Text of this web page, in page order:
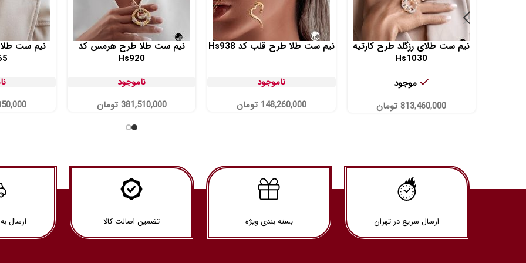
نیم ست طلای رزگلد طرح کارتیه
Hs1030
موجود
813,460,000 تومان
نیم ست طلا طرح قلب کد Hs938
ناموجود
148,260,000 تومان
نیم ست طلا طرح هرمس کد
Hs920
ناموجود
381,510,000 تومان
نیم ست
ارسال سریع در تهران بسته بندی ویژه تضمین اصالت کالا ارسال